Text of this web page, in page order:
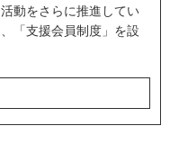
動をさらに推進してい
「支援会員制度」を設